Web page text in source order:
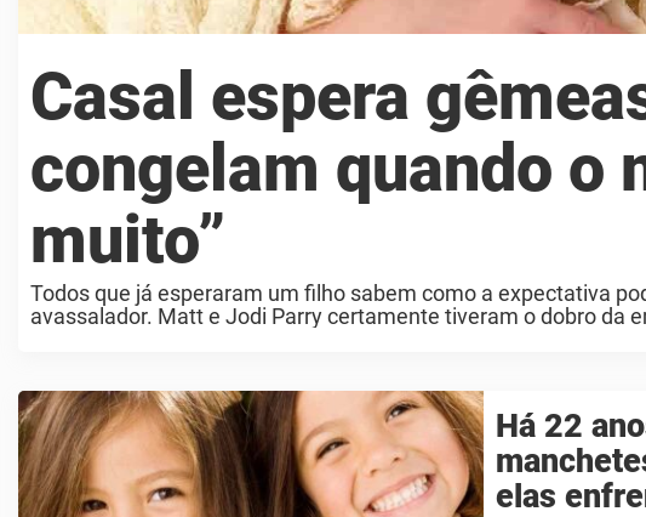
Casal espera
congelam quando o
muito”
Todos que já esperaram um filho sabem como a expectativa
avassalador. Matt e Jodi Parry certamente tiveram o dobro da
Há 22
elas